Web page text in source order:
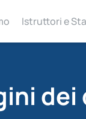
Istruttori e